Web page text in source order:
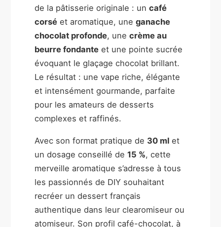
de la pâtisserie originale : uncafé
corsé et aromatique, uneganache
chocolat profonde, unecrème au
beurre fondante et une pointe sucrée
évoquant le glaçage chocolat brillant.
Le résultat : une vape riche, élégante
et intensément gourmande, parfaite
pour les amateurs de desserts
complexes et raffinés.
Avec son format pratique de 30 ml et
un dosage conseillé de15 %, cette
merveille aromatique s’adresse à tous
les passionnés de DIY souhaitant
recréer un dessert français
authentique dans leur clearomiseur ou
atomiseur. Son profil café-chocolat, à